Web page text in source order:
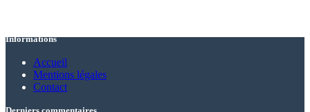
Informations
Accueil
Mentions légales
Contact